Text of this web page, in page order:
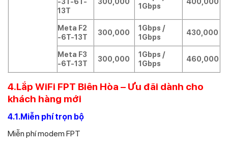
13T
1Gbps
Meta F2
-6T-13T
300,000
1Gbps /
1Gbps
430,000
Meta F3
-6T-13T
300,000
1Gbps /
1Gbps
460,000
4.Lắp WiFi FPT Biên Hòa – Ưu đãi dành cho
khách hàng mới
4.1.Miễn phí trọn bộ
Miễn phí modem FPT